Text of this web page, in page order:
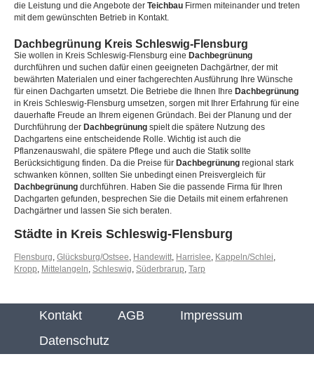
die Leistung und die Angebote der Teichbau Firmen miteinander und treten
mit dem gewünschten Betrieb in Kontakt.
Dachbegrünung Kreis Schleswig-Flensburg
Sie wollen in Kreis Schleswig-Flensburg eine Dachbegrünung
durchführen und suchen dafür einen geeigneten Dachgärtner, der mit
bewährten Materialen und einer fachgerechten Ausführung Ihre Wünsche
für einen Dachgarten umsetzt. Die Betriebe die Ihnen Ihre Dachbegrünung
in Kreis Schleswig-Flensburg umsetzen, sorgen mit Ihrer Erfahrung für eine
dauerhafte Freude an Ihrem eigenen Gründach. Bei der Planung und der
Durchführung der Dachbegrünung spielt die spätere Nutzung des
Dachgartens eine entscheidende Rolle. Wichtig ist auch die
Pflanzenauswahl, die spätere Pflege und auch die Statik sollte
Berücksichtigung finden. Da die Preise für Dachbegrünung regional stark
schwanken können, sollten Sie unbedingt einen Preisvergleich für
Dachbegrünung durchführen. Haben Sie die passende Firma für Ihren
Dachgarten gefunden, besprechen Sie die Details mit einem erfahrenen
Dachgärtner und lassen Sie sich beraten.
Städte in Kreis Schleswig-Flensburg
Flensburg, Glücksburg/Ostsee, Handewitt, Harrislee, Kappeln/Schlei,
Kropp, Mittelangeln, Schleswig, Süderbrarup, Tarp
Kontakt AGB
Impressum
Datenschutz